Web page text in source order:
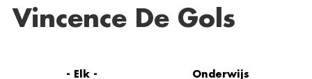
Vincence De Gols
- Elk - Onderwijs